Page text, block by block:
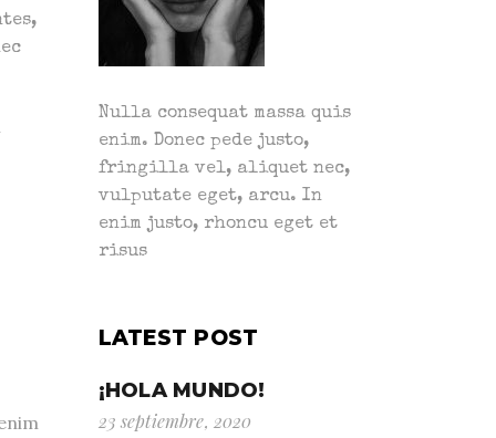
Nulla consequat massa quis
enim. Donec pede justo,
fringilla vel, aliquet nec,
vulputate eget, arcu. In
enim justo, rhoncu eget et
risus
LATEST POST
¡HOLA MUNDO!
23 septiembre, 2020